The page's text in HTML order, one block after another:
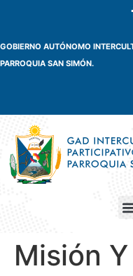
GOBIERNO AUTÓNOMO
PARROQUIA SAN SIMÓN.
Misión